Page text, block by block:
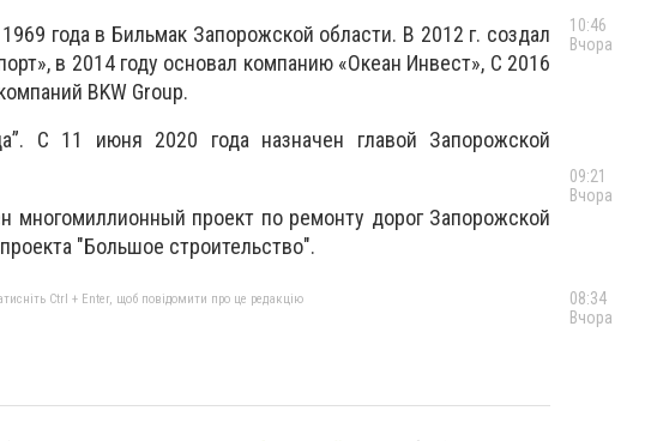
года в Бильмак Запорожской области. В 2012 г. создал
в 2014 году основал компанию «Океан Инвест», С 2016
BKW Group.
С 11 июня 2020 года назначен главой Запорожской
многомиллионный проект по ремонту дорог Запорожской
"Большое строительство".
Ctrl + Enter, щоб повідомити про це редакцію
10:46
Вчора
09:21
Вчора
08:34
Вчора